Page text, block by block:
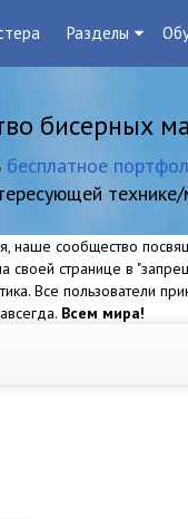
Разделы
бисерных
бесплатное
наше сообщество
своей странице в
Все пользователи
Всем мира!